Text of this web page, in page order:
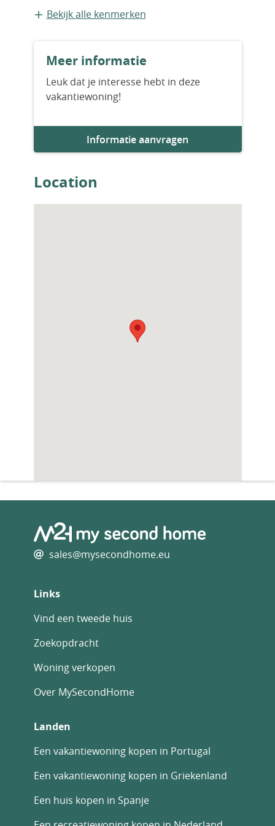
Bestaande bouw
2016
Aantal badkamers
Parkeervoorziening
Bekijk alle kenmerken
Meer informatie
Leuk dat je interesse hebt in deze
vakantiewoning!
Informatie aanvragen
Location
sales@mysecondhome.eu
Links
Vind een tweede huis
Zoekopdracht
Woning verkopen
Over MySecondHome
Landen
Een vakantiewoning kopen in Portugal
Een vakantiewoning kopen in Griekenland
Een huis kopen in Spanje